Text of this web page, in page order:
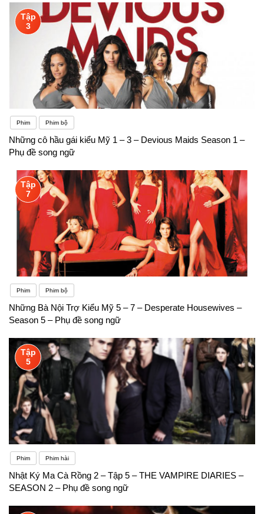
Tập
3
Phim Phim bộ
Những cô hầu gái kiểu Mỹ 1 – 3 – Devious Maids Season 1 –
Phụ đề song ngữ
Tập
7
Phim Phim bộ
Những Bà Nội Trợ Kiểu Mỹ 5 – 7 – Desperate Housewives –
Season 5 – Phụ đề song ngữ
Tập
5
Phim Phim hài
Nhật Ký Ma Cà Rồng 2 – Tập 5 – THE VAMPIRE DIARIES –
SEASON 2 – Phụ đề song ngữ